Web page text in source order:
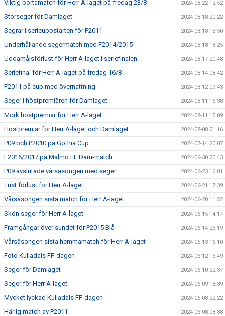
Viktig bortamatch för Herr A-laget på fredag 23/8 2024-08-22 12:52
Storseger för Damlaget 2024-08-18 20:22
Segrar i serieuppstarten för P2011 2024-08-18 18:50
Underhållande segermatch med F2014/2015 2024-08-18 18:25
Uddamålsförlust för Herr A-laget i seriefinalen 2024-08-17 20:48
Seriefinal för Herr A-laget på fredag 16/8 2024-08-14 08:42
F2011 på cup med övernattning 2024-08-12 09:43
Seger i höstpremiären för Damlaget 2024-08-11 16:38
Mörk höstpremiär för Herr A-laget 2024-08-11 15:09
Höstpremiär för Herr A-laget och Damlaget 2024-08-08 21:16
P09 och P2010 på Gothia Cup 2024-07-14 20:07
F2016/2017 på Malmö FF Dam-match 2024-06-30 20:43
P09 avslutade vårsäsongen med seger 2024-06-23 16:01
Trist förlust för Herr A-laget 2024-06-21 17:39
Vårsäsongen sista match för Herr A-laget 2024-06-20 11:52
Skön seger för Herr A-laget 2024-06-15 14:17
Framgångar över sundet för P2015 Blå 2024-06-14 23:19
Vårsäsongen sista hemmamatch för Herr A-laget 2024-06-13 16:10
Foto Kulladals FF-dagen 2024-06-12 13:49
Seger för Damlaget 2024-06-10 22:37
Seger för Herr A-laget 2024-06-09 18:39
Mycket lyckad Kulladals FF-dagen 2024-06-08 22:22
Härlig match av P2011 2024-06-08 08:38